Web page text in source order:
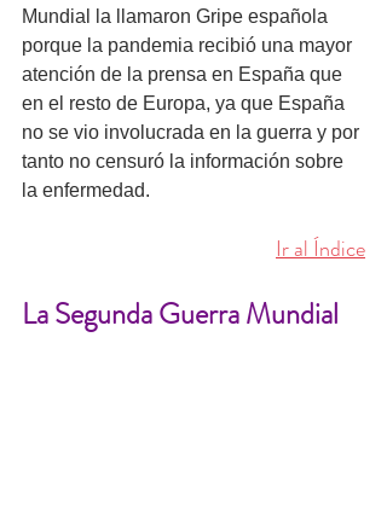
Mundial la llamaron Gripe española
porque la pandemia recibió una mayor
atención de la prensa en España que
en el resto de Europa, ya que España
no se vio involucrada en la guerra y por
tanto no censuró la información sobre
la enfermedad.
Ir al Índice
La Segunda Guerra Mundial